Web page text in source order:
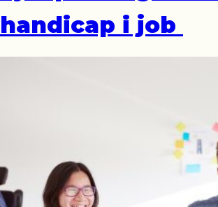
handicap i job